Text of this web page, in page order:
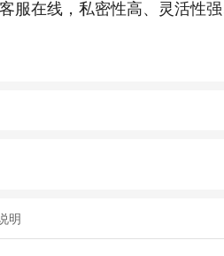
服在线，私密性高、灵活性
明